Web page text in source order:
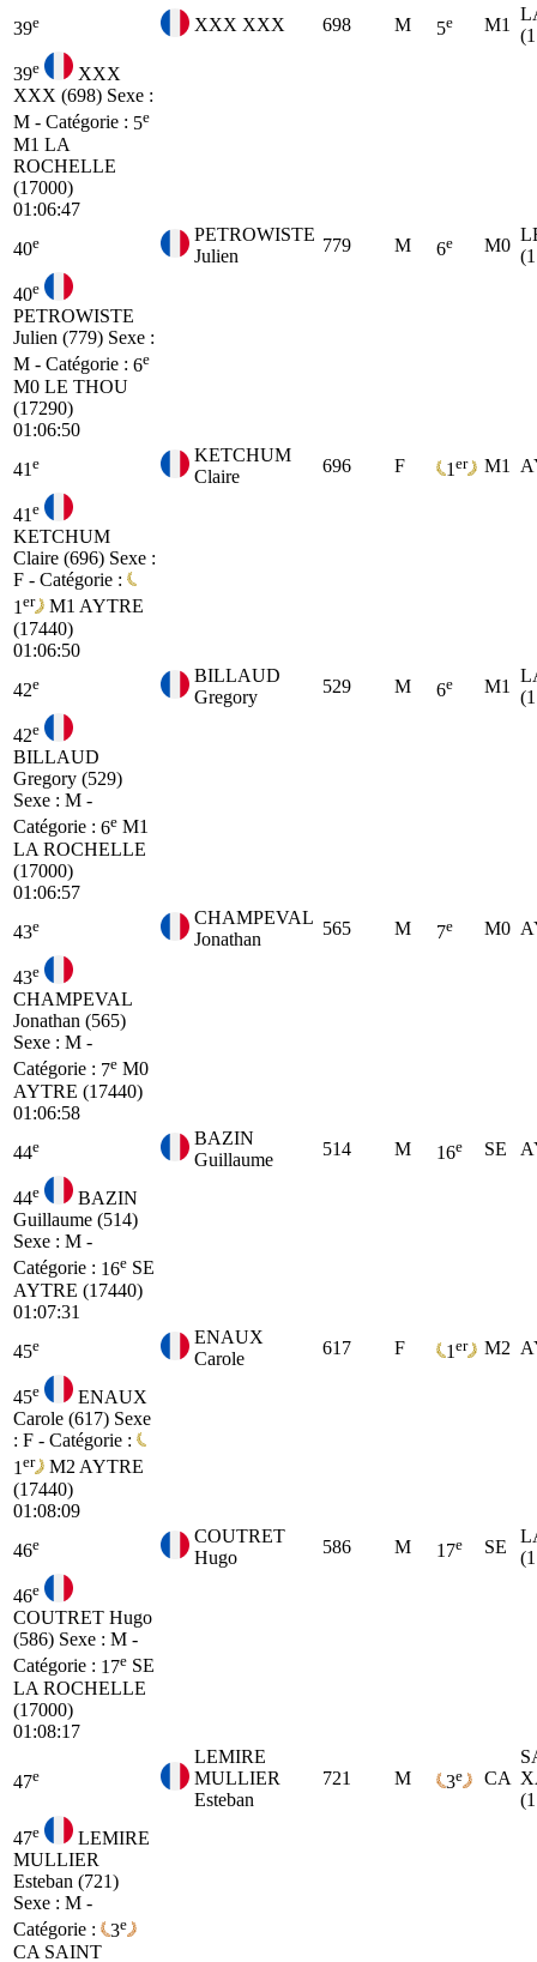
39e XXX XXX 698 M 5e M1
39e
XXX
XXX (698) Sexe :
M - Catégorie : 5e
M1 LA
ROCHELLE
(17000)
01:06:47
40e
PETROWISTE
Julien
779 M 6e M0
40e
PETROWISTE
Julien (779) Sexe :
M - Catégorie : 6e
M0 LE THOU
(17290)
01:06:50
41 e
KETCHUM
Claire
696 F 1 er M1
41 e
KETCHUM
Claire (696) Sexe :
F - Catégorie :
1 er M1 AYTRE
(17440)
01:06:50
42e
BILLAUD
Gregory
529 M 6e M1
42e
BILLAUD
Gregory (529)
Sexe : M -
Catégorie : 6e M1
LA ROCHELLE
(17000)
01:06:57
43e
CHAMPEVAL
Jonathan
565 M 7e M0
43e
CHAMPEVAL
Jonathan (565)
Sexe : M -
Catégorie : 7e M0
AYTRE (17440)
01:06:58
44e
BAZIN
Guillaume
514 M 16e SE
44e
BAZIN
Guillaume (514)
Sexe : M -
Catégorie : 16e SE
AYTRE (17440)
01:07:31
45e
ENAUX
Carole
617 F 1 er M2
45e
ENAUX
Carole (617) Sexe
: F - Catégorie :
1 er M2AYTRE
(17440)
01:08:09
46e
COUTRET
Hugo
586 M 17e SE
46e
COUTRET Hugo
(586) Sexe : M -
Catégorie : 17e SE
LA ROCHELLE
(17000)
01:08:17
47e
LEMIRE
MULLIER
Esteban
721 M 3e CA
47e
LEMIRE
MULLIER
Esteban (721)
Sexe : M -
Catégorie :
3e
CA SAINT